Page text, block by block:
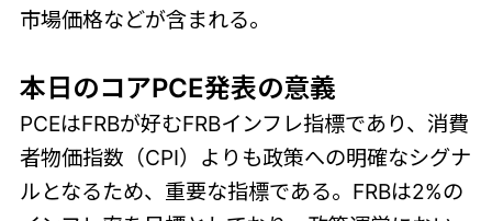
市場価格などが含まれる。
本日のコアPCE発表の意義
PCEはFRBが好むFRBインフレ指標であり、消費
者物価指数（CPI）よりも政策への明確なシグナ
ルとなるため、重要な指標である。FRBは2%の